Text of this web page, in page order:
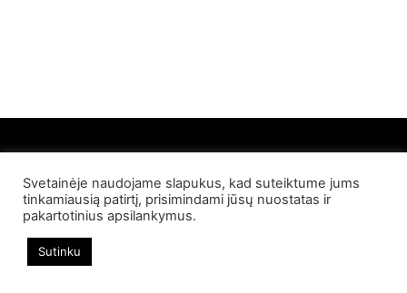
© 2022 Palangos NT. Visos teisės saugomos
Svetainėje naudojame slapukus, kad suteiktume jums
tinkamiausią patirtį, prisimindami jūsų nuostatas ir
pakartotinius apsilankymus.
Sutinku